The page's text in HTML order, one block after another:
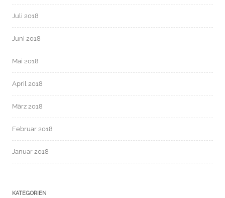
Juli 2018
Juni 2018
Mai 2018
April 2018
März 2018
Februar 2018
Januar 2018
KATEGORIEN